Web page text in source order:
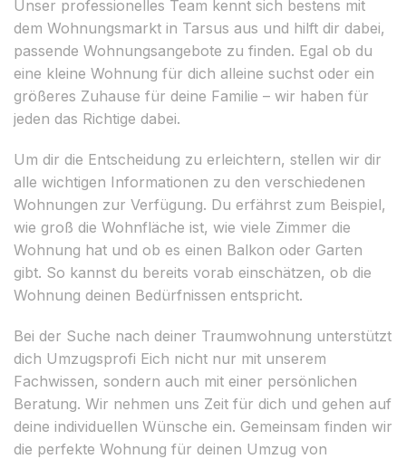
Unser professionelles Team kennt sich bestens mit
dem Wohnungsmarkt in Tarsus aus und hilft dir dabei,
passende Wohnungsangebote zu finden. Egal ob du
eine kleine Wohnung für dich alleine suchst oder ein
größeres Zuhause für deine Familie – wir haben für
jeden das Richtige dabei.
Um dir die Entscheidung zu erleichtern, stellen wir dir
alle wichtigen Informationen zu den verschiedenen
Wohnungen zur Verfügung. Du erfährst zum Beispiel,
wie groß die Wohnfläche ist, wie viele Zimmer die
Wohnung hat und ob es einen Balkon oder Garten
gibt. So kannst du bereits vorab einschätzen, ob die
Wohnung deinen Bedürfnissen entspricht.
Bei der Suche nach deiner Traumwohnung unterstützt
dich Umzugsprofi Eich nicht nur mit unserem
Fachwissen, sondern auch mit einer persönlichen
Beratung. Wir nehmen uns Zeit für dich und gehen auf
deine individuellen Wünsche ein. Gemeinsam finden wir
die perfekte Wohnung für deinen Umzug von